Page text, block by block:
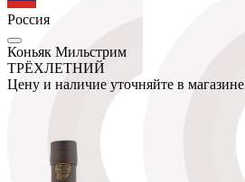
Россия
Коньяк Мильстрим
ТРЁХЛЕТНИЙ
Цену и наличие уточняйте в магазине